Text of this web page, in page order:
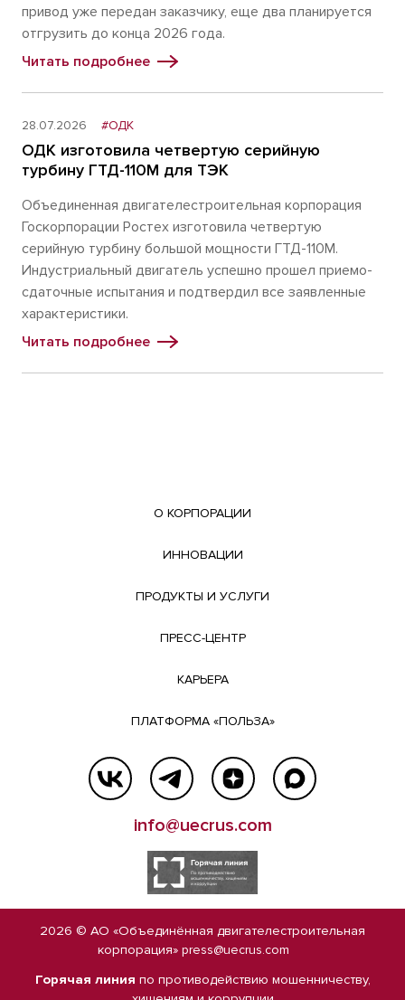
привод уже передан заказчику, еще два планируется
отгрузить до конца 2026 года.
Читать подробнее
28.07.2026 #ОДК
ОДК изготовила четвертую серийную
турбину ГТД-110М для ТЭК
Объединенная двигателестроительная корпорация
Госкорпорации Ростех изготовила четвертую
серийную турбину большой мощности ГТД-110М.
Индустриальный двигатель успешно прошел приемо-
сдаточные испытания и подтвердил все заявленные
характеристики.
Читать подробнее
О КОРПОРАЦИИ
ИННОВАЦИИ
ПРОДУКТЫ И УСЛУГИ
ПРЕСС-ЦЕНТР
КАРЬЕРА
ПЛАТФОРМА «ПОЛЬЗА»
info@uecrus.com
2026 © АО «Объединённая двигателестроительная
корпорация» press@uecrus.com
Горячая линия по противодействию мошенничеству,